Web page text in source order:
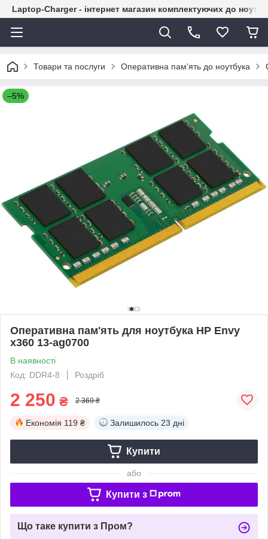
Laptop-Charger - інтернет магазин комплектуючих до
Товари та послуги Оперативна пам'ять до ноутбука
–5%
Оперативна пам'ять для ноутбука HP Envy
x360 13-ag0700
В наявності
Код: DDR4-8
Роздріб
2 250 ₴ 2 369 ₴
Економія 119 ₴ Залишилось 23 дні
Купити
або
Купити з
Що таке купити з Пром?